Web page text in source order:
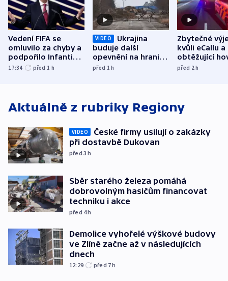
Vedení FIFA se
omluvilo za chyby a
podpořilo Infantina.
UEFA trvá na
17:34 před 1 h
VIDEO
Ukrajina
buduje další
opevnění na hranici
s Běloruskem
před 1h
Zbytečné
kvůli eCallu a
obtěžující
zdržují
před 2h
Aktuálně z rubriky Regiony
VIDEO
České firmy usilují o zakázky
při dostavbě Dukovan
před 3h
Sběr starého železa pomáhá
dobrovolným hasičům financovat
techniku i akce
před 4h
Demolice vyhořelé výškové budovy
ve Zlíně začne až v následujících
dnech
12:29 před 7h